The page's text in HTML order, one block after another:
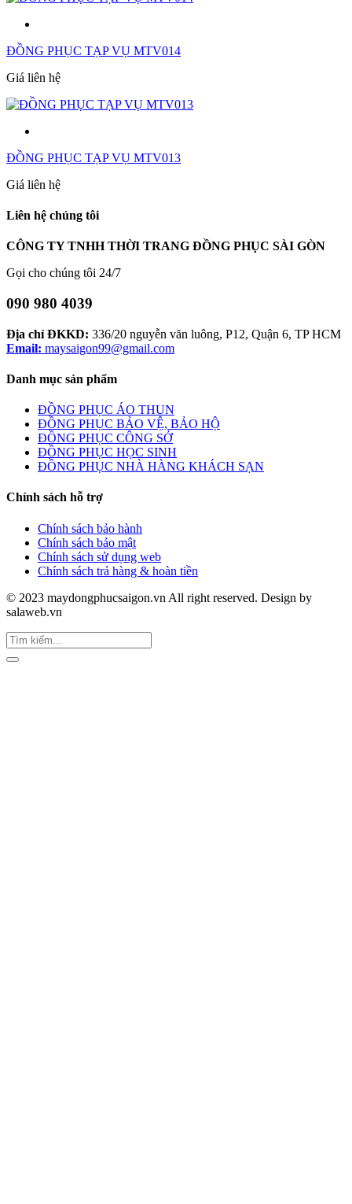
ĐỒNG PHỤC TẠP VỤ MTV014
Giá liên hệ
ĐỒNG PHỤC TẠP VỤ MTV013
Giá liên hệ
Liên hệ chúng tôi
CÔNG TY TNHH THỜI TRANG ĐỒNG PHỤC SÀI GÒN
Gọi cho chúng tôi 24/7
090 980 4039
Địa chỉ ĐKKD: 336/20 nguyễn văn luông, P12, Quận 6, TP HCM
Email: maysaigon99@gmail.com
Danh mục sản phẩm
ĐỒNG PHỤC ÁO THUN
ĐỒNG PHỤC BẢO VỆ, BẢO HỘ
ĐỒNG PHỤC CÔNG SỞ
ĐỒNG PHỤC HỌC SINH
ĐỒNG PHỤC NHÀ HÀNG KHÁCH SẠN
Chính sách hỗ trợ
Chính sách bảo hành
Chính sách bảo mật
Chính sách sử dụng web
Chính sách trả hàng & hoàn tiền
© 2023 maydongphucsaigon.vn All right reserved. Design by
salaweb.vn